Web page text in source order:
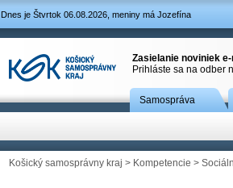
Dnes je Štvrtok 06.08.2026, meniny má Jozefína
Zasielanie noviniek
Prihláste sa na odber
Samospráva
Košický samosprávny kraj > Kompetencie >